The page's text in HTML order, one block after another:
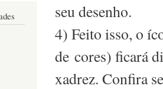
seu desenho.
4) Feito isso, o
de cores) ficará
xadrez. Confira